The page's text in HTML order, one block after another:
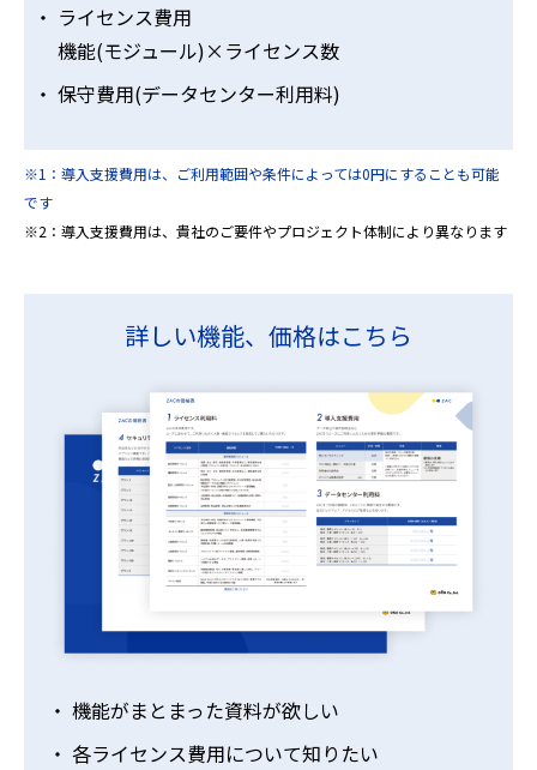
ライセンス費用
機能(モジュール)×ライセンス数
保守費用(データセンター利用料)
※1：導入支援費用は、ご利用範囲や条件によっては0円にすることも可能
です
※2：導入支援費用は、貴社のご要件やプロジェクト体制により異なります
詳しい機能、価格はこちら
機能がまとまった資料が欲しい
各ライセンス費用について知りたい